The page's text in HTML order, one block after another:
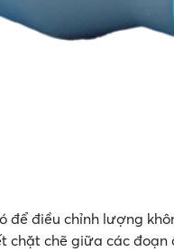
để điều chỉnh lượng
chặt chẽ giữa các đoạn